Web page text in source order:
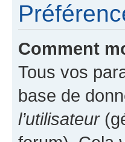
Comment
Tous vos
base de
l’utilisateur